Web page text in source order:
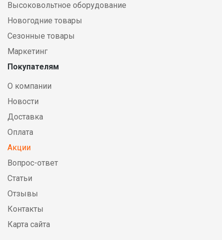
Высоковольтное оборудование
Новогодние товары
Сезонные товары
Маркетинг
Покупателям
О компании
Новости
Доставка
Оплата
Акции
Вопрос-ответ
Статьи
Отзывы
Контакты
Карта сайта